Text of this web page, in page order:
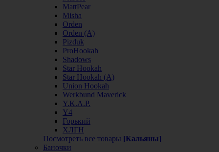
MattPear
Misha
Orden
Orden (А)
Pizduk
ProHookah
Shadows
Star Hookah
Star Hookah (А)
Union Hookah
Werkbund Maverick
Y.K.A.P.
Y4
Горький
ХЛГН
Посмотреть все товары [Кальяны]
Баночки